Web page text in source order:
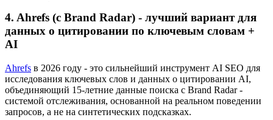
4. Ahrefs (с Brand Radar) - лучший вариант для
данных о цитировании по ключевым словам +
AI
Ahrefs в 2026 году - это сильнейший инструмент AI SEO для
исследования ключевых слов и данных о цитировании AI,
объединяющий 15-летние данные поиска с Brand Radar -
системой отслеживания, основанной на реальном поведении
запросов, а не на синтетических подсказках.